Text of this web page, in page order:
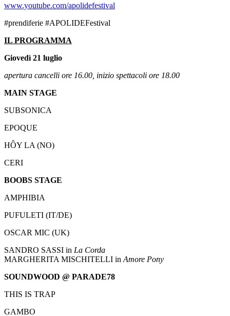
www.youtube.com/apolidefestival
#prendiferie #APOLIDEFestival
IL PROGRAMMA
Giovedì 21 luglio
apertura cancelli ore 16.00, inizio spettacoli ore 18.00
MAIN STAGE
SUBSONICA
EPOQUE
HÔY LA (NO)
CERI
BOOBS STAGE
AMPHIBIA
PUFULETI (IT/DE)
OSCAR MIC (UK)
SANDRO SASSI in La Corda
MARGHERITA MISCHITELLI in Amore Pony
SOUNDWOOD @ PARADE78
THIS IS TRAP
GAMBO